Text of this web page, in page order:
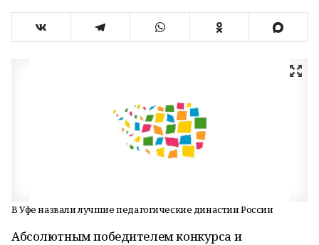
В Уфе назвали лучшие педагогические династии России
Абсолютным победителем конкурса и